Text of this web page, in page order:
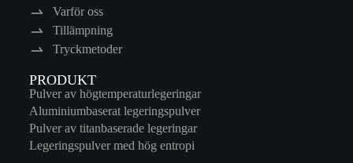
Varför oss
Tillämpning
Tryckmetoder
PRODUKT
Pulver av högtemperaturlegeringar
Aluminiumbaserat legeringspulver
Pulver av titanbaserade legeringar
Legeringspulver med hög entropi